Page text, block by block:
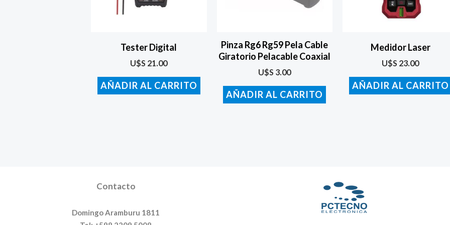
Tester Digital
U$S 21.00
AÑADIR AL CARRITO
Pinza Rg6 Rg59 Pela Cable
Giratorio Pelacable Coaxial
U$S 3.00
AÑADIR AL CARRITO
Medidor Laser
U$S 23.00
AÑADIR AL CARRITO
Contacto
Domingo Aramburu 1811